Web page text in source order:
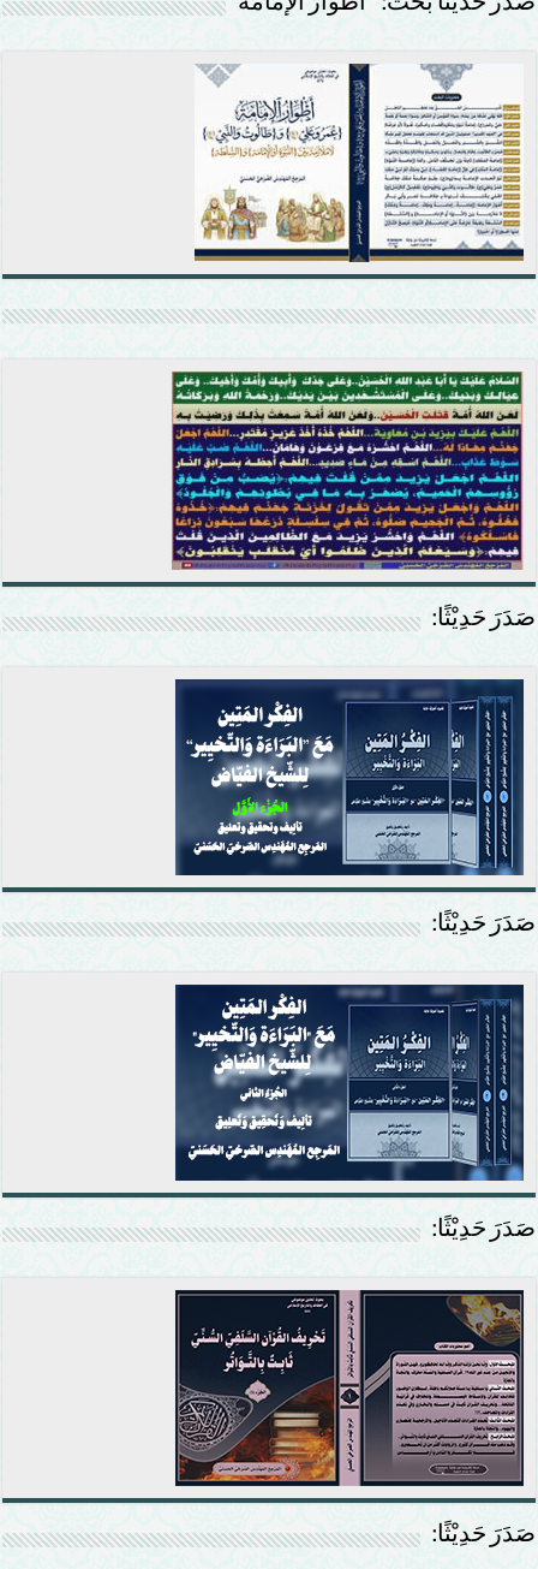
صَدَرَ حَدِيْثًا:
صَدَرَ حَدِيْثًا:
صَدَرَ حَدِيْثًا:
صَدَرَ حَدِيْثًا: